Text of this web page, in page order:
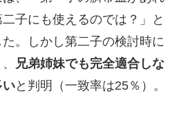
子にも使えるのでは？」と
。しかし第二子の検討時に
兄弟姉妹でも完全適合しな
いと判明（一致率は25％）。